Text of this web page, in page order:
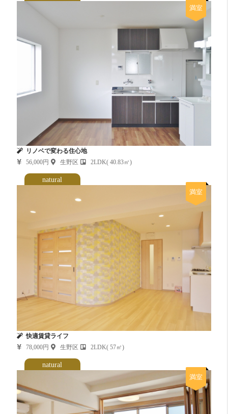
満室
リノベで変わる住心地
56,000円
生野区 2LDK( 40.83㎡)
natural
満室
快適賃貸ライフ
78,000円
生野区 2LDK( 57㎡)
natural
満室